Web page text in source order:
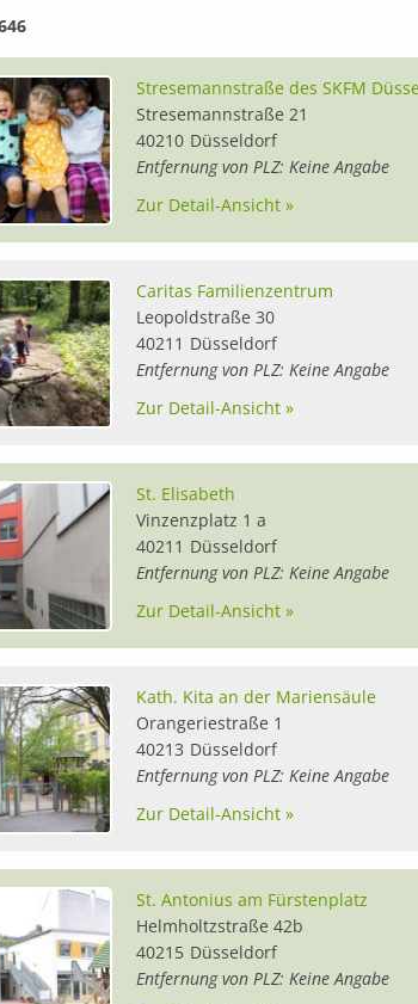
Stresemannstraße des SKFM
Stresemannstraße 21
40210 Düsseldorf
Entfernung von PLZ: Keine Angabe
Zur Detail-Ansicht »
Caritas Familienzentrum
Leopoldstraße 30
40211 Düsseldorf
Entfernung von PLZ: Keine Angabe
Zur Detail-Ansicht »
St. Elisabeth
Vinzenzplatz 1 a
40211 Düsseldorf
Entfernung von PLZ: Keine Angabe
Zur Detail-Ansicht »
Kath. Kita an der Mariensäule
Orangeriestraße 1
40213 Düsseldorf
Entfernung von PLZ: Keine Angabe
Zur Detail-Ansicht »
St. Antonius am Fürstenplatz
Helmholtzstraße 42b
40215 Düsseldorf
Entfernung von PLZ: Keine Angabe